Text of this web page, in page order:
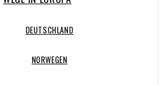
DEUTSCHLAND
NORWEGEN